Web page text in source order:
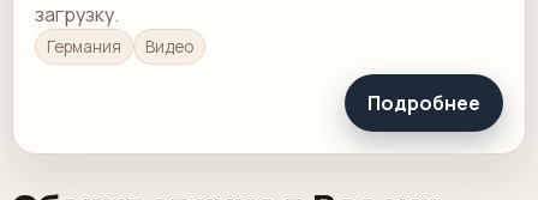
загрузку.
Германия Видео
Подробнее